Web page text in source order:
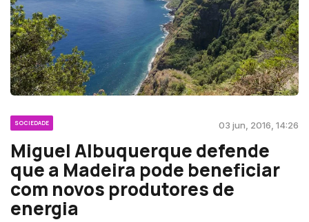
SOCIEDADE 03 jun, 2016, 14:26
Miguel Albuquerque defende
que a Madeira pode beneficiar
com novos produtores de
energia